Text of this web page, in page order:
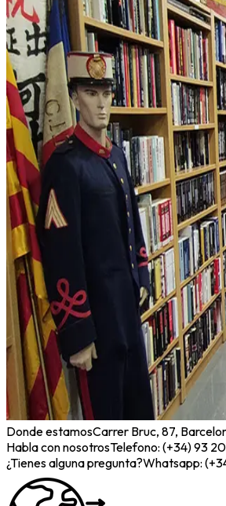
Donde estamosCarrer Bruc, 87,
Habla con nosotrosTelefono: (+34) 93
¿Tienes alguna pregunta?Whatsapp: